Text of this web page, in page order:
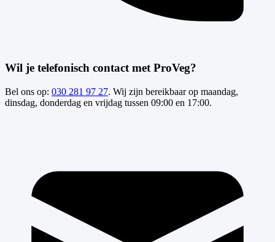
Wil je telefonisch contact met ProVeg?
Bel ons op: 030 281 97 27. Wij zijn bereikbaar op maandag,
dinsdag, donderdag en vrijdag tussen 09:00 en 17:00.